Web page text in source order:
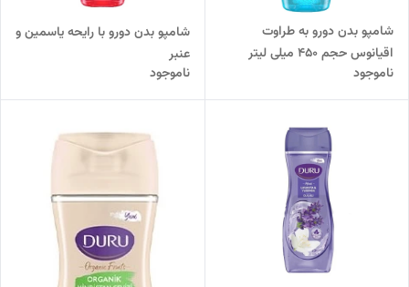
شامپو بدن دورو به طراوت
اقیانوس حجم 450 میلی لیتر
ناموجود
شامپو بدن دورو با رایحه یاسمین و
عنبر
ناموجود